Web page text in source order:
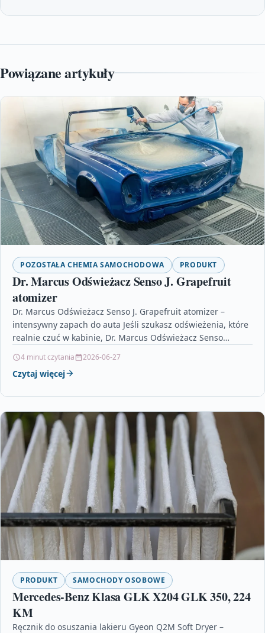
Powiązane artykuły
POZOSTAŁA CHEMIA SAMOCHODOWA PRODUKT
Dr. Marcus Odświeżacz Senso J. Grapefruit
atomizer
Dr. Marcus Odświeżacz Senso J. Grapefruit atomizer –
intensywny zapach do auta Jeśli szukasz odświeżenia, które
realnie czuć w kabinie, Dr. Marcus Odświeżacz Senso…
4 minut czytania 2026-06-27
Czytaj więcej
PRODUKT SAMOCHODY OSOBOWE
Mercedes-Benz Klasa GLK X204 GLK 350, 224
KM
Ręcznik do osuszania lakieru Gyeon Q2M Soft Dryer –